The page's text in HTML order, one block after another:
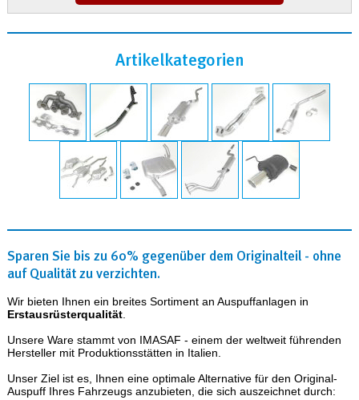
Artikelkategorien
Sparen Sie bis zu 60% gegenüber dem Originalteil - ohne
auf Qualität zu verzichten.
Wir bieten Ihnen ein breites Sortiment an Auspuffanlagen in
Erstausrüsterqualität.
Unsere Ware stammt von IMASAF - einem der weltweit führenden
Hersteller mit Produktionsstätten in Italien.
Unser Ziel ist es, Ihnen eine optimale Alternative für den Original-
Auspuff Ihres Fahrzeugs anzubieten, die sich auszeichnet durch: